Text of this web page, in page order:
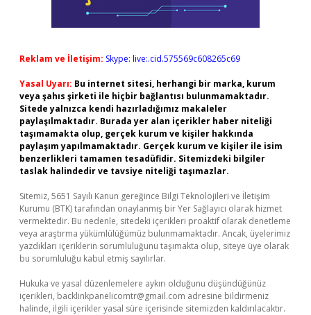
Reklam ve İletişim: Skype: live:.cid.575569c608265c69
Yasal Uyarı: Bu internet sitesi, herhangi bir marka, kurum
veya şahıs şirketi ile hiçbir bağlantısı bulunmamaktadır.
Sitede yalnızca kendi hazırladığımız makaleler
paylaşılmaktadır. Burada yer alan içerikler haber niteliği
taşımamakta olup, gerçek kurum ve kişiler hakkında
paylaşım yapılmamaktadır. Gerçek kurum ve kişiler ile isim
benzerlikleri tamamen tesadüfidir. Sitemizdeki bilgiler
taslak halindedir ve tavsiye niteliği taşımazlar.
Sitemiz, 5651 Sayılı Kanun gereğince Bilgi Teknolojileri ve İletişim
Kurumu (BTK) tarafından onaylanmış bir Yer Sağlayıcı olarak hizmet
vermektedir. Bu nedenle, sitedeki içerikleri proaktif olarak denetleme
veya araştırma yükümlülüğümüz bulunmamaktadır. Ancak, üyelerimiz
yazdıkları içeriklerin sorumluluğunu taşımakta olup, siteye üye olarak
bu sorumluluğu kabul etmiş sayılırlar.
Hukuka ve yasal düzenlemelere aykırı olduğunu düşündüğünüz
içerikleri, backlinkpanelicomtr@gmail.com adresine bildirmeniz
halinde, ilgili içerikler yasal süre içerisinde sitemizden kaldırılacaktır.